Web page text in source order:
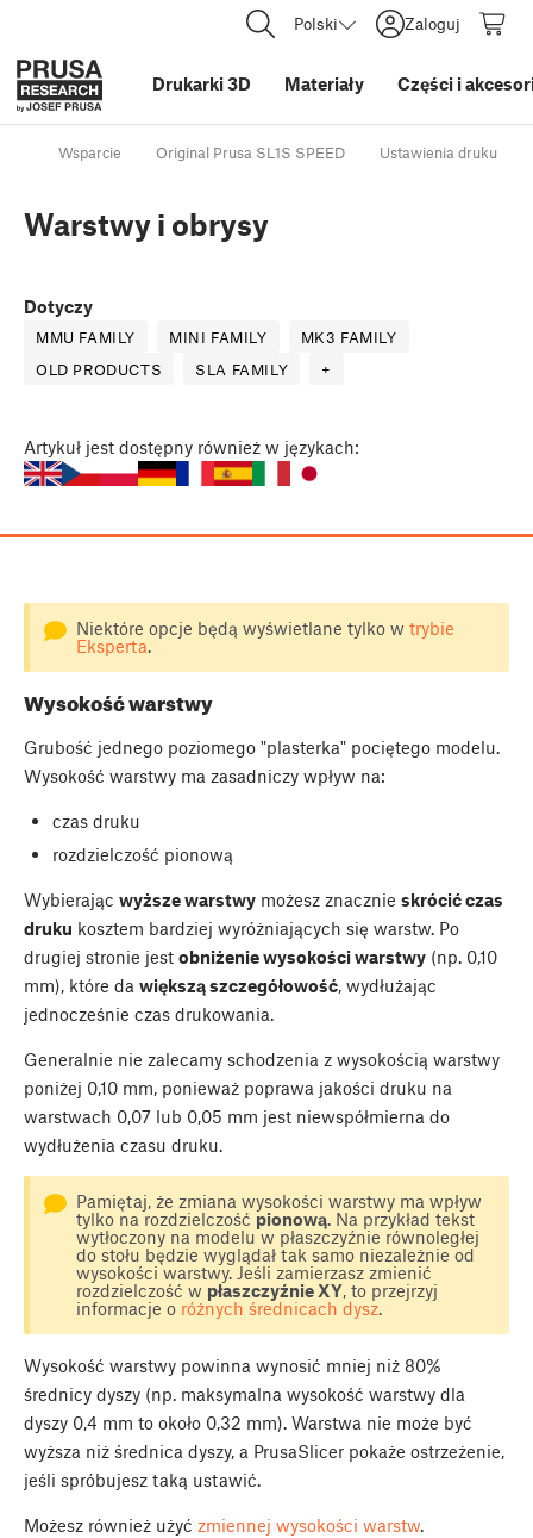
Polski Zaloguj
Drukarki 3D Materiały Części i
Wsparcie Original Prusa SL1S SPEED Ustawienia druku
Warstwy i obrysy
Dotyczy
MMU FAMILY MINI FAMILY
MK3 FAMILY
OLD PRODUCTS
SLA FAMILY +
Artykuł jest dostępny również w językach:
Niektóre opcje będą wyświetlane tylko w trybie
Eksperta.
Wysokość warstwy
Grubość jednego poziomego "plasterka" pociętego modelu.
Wysokość warstwy ma zasadniczy wpływ na:
czas druku
rozdzielczość pionową
Wybierając wyższe warstwy możesz znacznie skrócić czas
druku kosztem bardziej wyróżniających się warstw. Po
drugiej stronie jest obniżenie wysokości warstwy (np. 0,10
mm), które da większą szczegółowość, wydłużając
jednocześnie czas drukowania.
Generalnie nie zalecamy schodzenia z wysokością warstwy
poniżej 0,10 mm, ponieważ poprawa jakości druku na
warstwach 0,07 lub 0,05 mm jest niewspółmierna do
wydłużenia czasu druku.
Pamiętaj, że zmiana wysokości warstwy ma wpływ
tylko na rozdzielczość pionową. Na przykład tekst
wytłoczony na modelu w płaszczyźnie równoległej
do stołu będzie wyglądał tak samo niezależnie od
wysokości warstwy. Jeśli zamierzasz zmienić
rozdzielczość w płaszczyźnie XY, to przejrzyj
informacje o różnych średnicach dysz.
Wysokość warstwy powinna wynosić mniej niż 80%
średnicy dyszy (np. maksymalna wysokość warstwy dla
dyszy 0,4 mm to około 0,32 mm). Warstwa nie może być
wyższa niż średnica dyszy, a PrusaSlicer pokaże ostrzeżenie,
jeśli spróbujesz taką ustawić.
Możesz również użyć zmiennej wysokości warstw.